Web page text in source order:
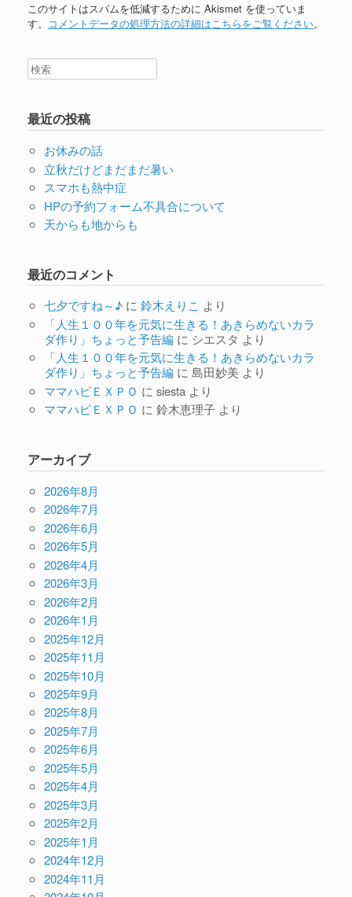
このサイトはスパムを低減するために Akismet を使っていま
す。 コメントデータの処理方法の詳細はこちらをご覧ください。
最近の投稿
お休みの話
立秋だけどまだまだ暑い
スマホも熱中症
HPの予約フォーム不具合について
天からも地からも
最近のコメント
七夕ですね～♪に 鈴木えりこ より
「人生１００年を元気に生きる！あきらめないカラ
ダ作り」ちょっと予告編に シエスタ より
「人生１００年を元気に生きる！あきらめないカラ
ダ作り」ちょっと予告編に 島田妙美 より
ママハピＥＸＰＯ に siestaより
ママハピＥＸＰＯ に 鈴木恵理子より
アーカイブ
2026年8月
2026年7月
2026年6月
2026年5月
2026年4月
2026年3月
2026年2月
2026年1月
2025年12月
2025年11月
2025年10月
2025年9月
2025年8月
2025年7月
2025年6月
2025年5月
2025年4月
2025年3月
2025年2月
2025年1月
2024年12月
2024年11月